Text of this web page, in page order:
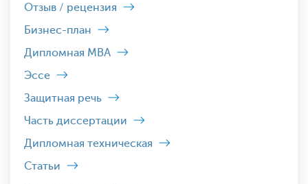
Отзыв / рецензия
Бизнес-план
Дипломная MBA
Эссе
Защитная речь
Часть диссертации
Дипломная техническая
Статьи